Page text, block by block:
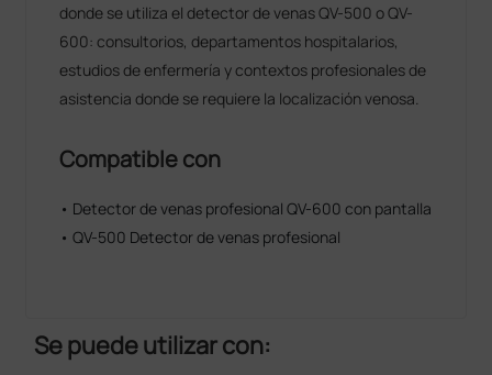
donde se utiliza el detector de venas QV-500 o QV-
600: consultorios, departamentos hospitalarios,
estudios de enfermería y contextos profesionales de
asistencia donde se requiere la localización venosa.
Compatible con
• Detector de venas profesional QV-600 con pantalla
• QV-500 Detector de venas profesional
Se puede utilizar con: